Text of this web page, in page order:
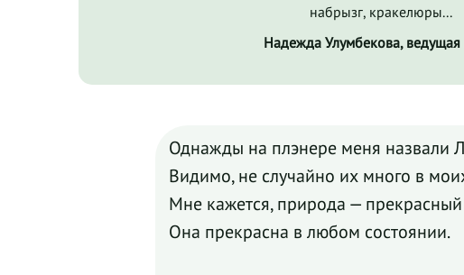
набрызг, кракелюры...
Надежда Улумбекова, ведущая
Однажды на плэнере меня назвали
Видимо, не случайно их много в
Мне кажется, природа — прекрасный
Она прекрасна в любом состоянии.